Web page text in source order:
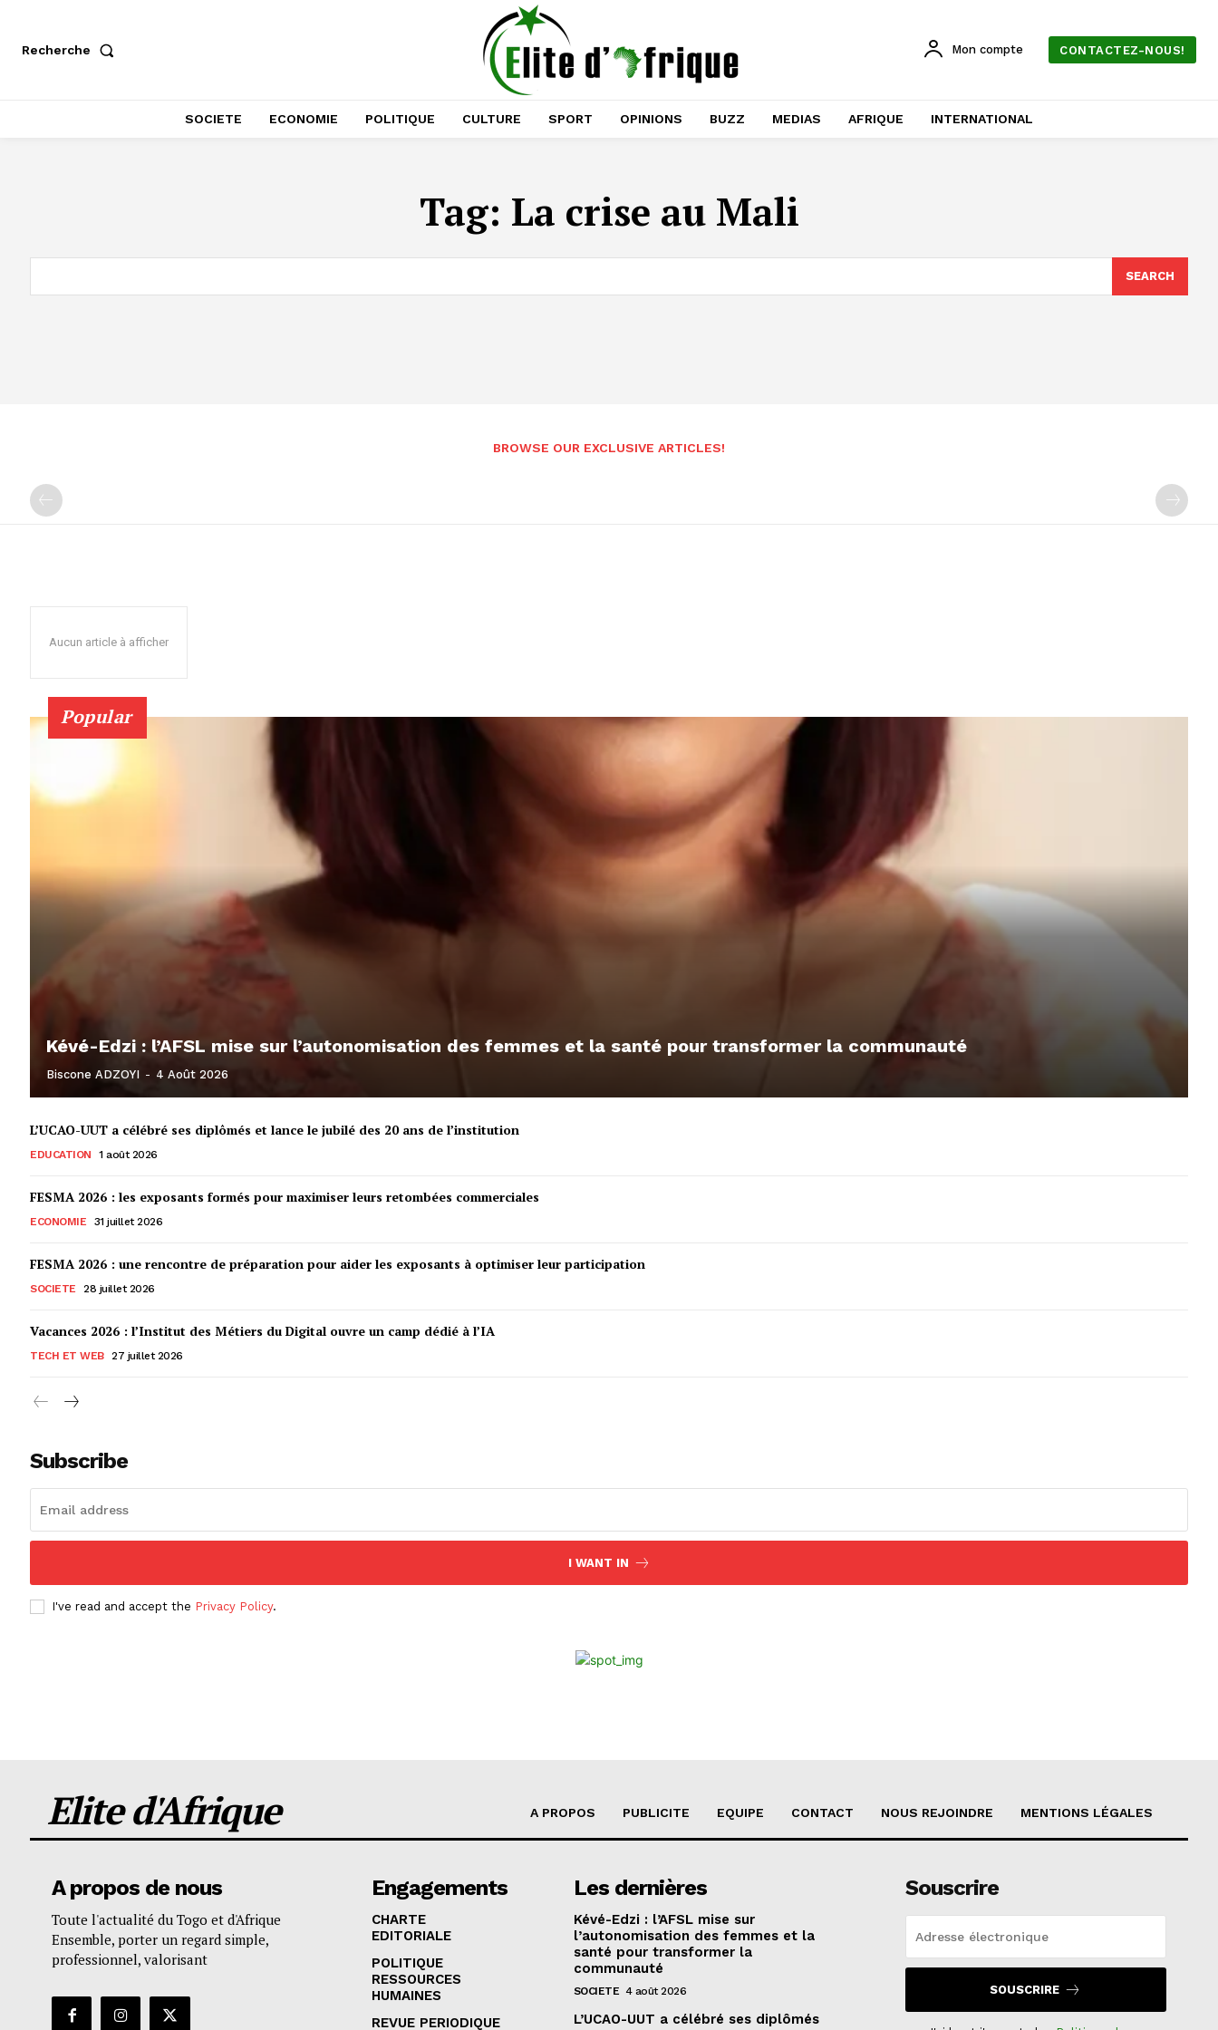
Recherche Mon compte CONTACTEZ-NOUS!
SOCIETE ECONOMIE POLITIQUE CULTURE SPORT OPINIONS BUZZ MEDIAS AFRIQUE INTERNATIONAL
Tag: La crise au Mali
SEARCH
BROWSE OUR EXCLUSIVE ARTICLES!
Aucun article à afficher
Popular
Kévé-Edzi : l’AFSL mise sur l’autonomisation des femmes et la santé pour transformer la communauté
Biscone ADZOYI - 4 Août 2026
L’UCAO-UUT a célébré ses diplômés et lance le jubilé des 20 ans de l’institution
EDUCATION 1 août 2026
FESMA 2026 : les exposants formés pour maximiser leurs retombées commerciales
ECONOMIE 31 juillet 2026
FESMA 2026 : une rencontre de préparation pour aider les exposants à optimiser leur participation
SOCIETE 28 juillet 2026
Vacances 2026 : l’Institut des Métiers du Digital ouvre un camp dédié à l’IA
TECH ET WEB 27 juillet 2026
Subscribe
I WANT IN
I've read and accept the Privacy Policy.
Elite d'Afrique A PROPOS PUBLICITE EQUIPE CONTACT NOUS REJOINDRE MENTIONS LÉGALES
A propos de nous
Toute l'actualité du Togo et d'Afrique
Ensemble, porter un regard simple,
professionnel, valorisant
Engagements
CHARTE
EDITORIALE
POLITIQUE
RESSOURCES
HUMAINES
REVUE PERIODIQUE
Les dernières
Kévé-Edzi : l’AFSL mise sur
l’autonomisation des femmes et la
santé pour transformer la
communauté
SOCIETE 4 août 2026
L’UCAO-UUT a célébré ses diplômés
Souscrire
SOUSCRIRE